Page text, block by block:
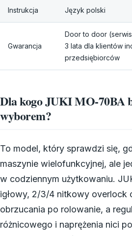
Instrukcja Język polski
Gwarancja
Door to door
3 lata dla klientów
przedsiębiorców
Dla kogo JUKI MO-70BA
wyborem?
To model, który sprawdzi się,
maszynie wielofunkcyjnej, ale
w codziennym użytkowaniu.
igłowy, 2/3/4 nitkowy overlock
obrzucania po rolowanie, a
różnicowego i naprężenia nici